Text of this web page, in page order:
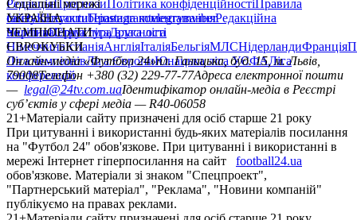
РедакціяПрогнозиПолітика конфіденційностіПравила
сайтуКонтактиПравила коментуванняРедакційна
політикаСтруктура власності
Соціальні мережі
facebookxyoutubeinstagramtelegramviber
УКРАЇНА
УкраїнаПерша лігаДруга ліга
ЧЕМПІОНАТИ
НімеччинаІспаніяАнгліяІталіяБельгіяМЛСНідерландиФранція
ЄВРОКУБКИ
Ліга чемпіонівЛіга ЄвропиЮнацька ліга УЄФАЛіга
конференцій
Онлайн-медіа «Футбол 24»пл. Галицька, буд. 15, м. Львів,
79008Телефон +380 (32) 229-77-77Адреса електронної пошти
— legal@24tv.com.uaІдентифікатор онлайн-медіа в Реєстрі
суб’єктів у сфері медіа — R40-06058
21+Матеріали сайту призначені для осіб старше 21 року
При цитуванні і використанні будь-яких матеріалів посилання
на "Футбол 24" обов'язкове. При цитуванні і використанні в
мережі Інтернет гіперпосилання на сайт
football24.ua
обов'язкове. Матеріали зі знаком "Спецпроект",
"Партнерський матеріал", "Реклама", "Новини компаній"
публікуємо на правах реклами.